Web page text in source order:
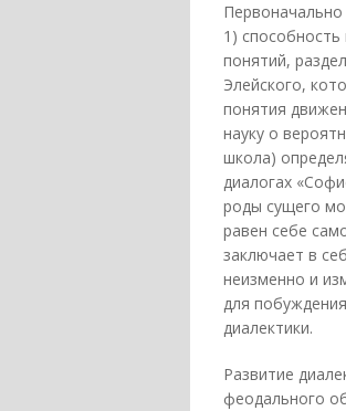
1) способность
понятий,
Элейского,
понятия
науку о
школа)
диалогах
роды сущего
равен себе
заключает в
неизменно и
для
диалектики.
Развитие
феодального